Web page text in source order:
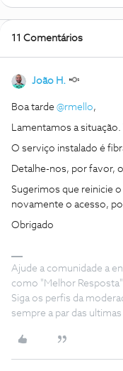
11 Comentários
João H.
Boa tarde @rmello,
Lamentamos a situação.
O serviço instalado é
Detalhe-nos, por favor,
Sugerimos que reinicie
novamente o acesso,
Obrigado
Ajude a comunidade a
como "Melhor
Siga os perfis da
sempre a par das